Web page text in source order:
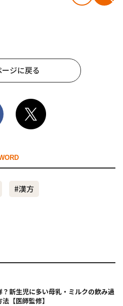
ジに戻る
#漢方
？新生児に多い母乳・ミルクの飲み過
【医師監修】